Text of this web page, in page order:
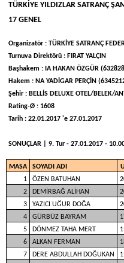
TÜRKİYE YILDIZLAR SATRANÇ
17 GENEL
Organizatör : TÜRKİYE SATRANÇ
Turnuva Direktörü : FIRAT YALÇIN
Başhakem : IA HAKAN ÖZGÜR
Hakem : NA YADİGAR PERÇİN
Şehir : BELLİS DELUXE OTEL/BELEK/
Rating-Ø : 1608
Tarih : 22.01.2017 'e 27.01.2017
SONUÇLAR | 9. Tur - 27.01.2017 -
MASA SOYADI ADI
1
ÖZEN BATUHAN
2
DEMİRBAĞ ALİHAN
3
YAZICI UĞUR DOĞA
4
GÜRBÜZ BAYRAM
5
DÖNMEZ TAHA MERT
6
ALKAN FERMAN
7
DERE ABDULLAH DOĞUKAN